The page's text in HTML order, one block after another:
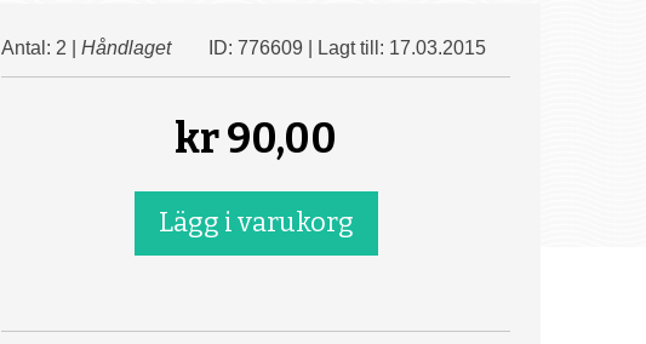
Antal: 2 | Håndlaget ID: 776609 | Lagt till: 17.03.2015
kr90,00